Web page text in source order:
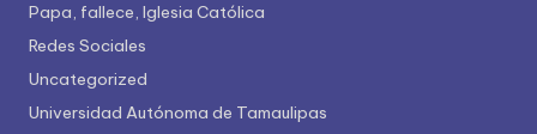
Papa, fallece, Iglesia Católica
Redes Sociales
Uncategorized
Universidad Autónoma de Tamaulipas